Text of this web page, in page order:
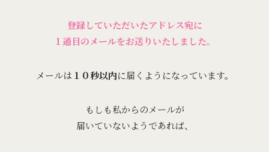
登録していただいたアドレス宛に
１通目のメールをお送りいたしました。
メールは１０秒以内に届くようになっています。
もしも私からのメールが
届いていないようであれば、